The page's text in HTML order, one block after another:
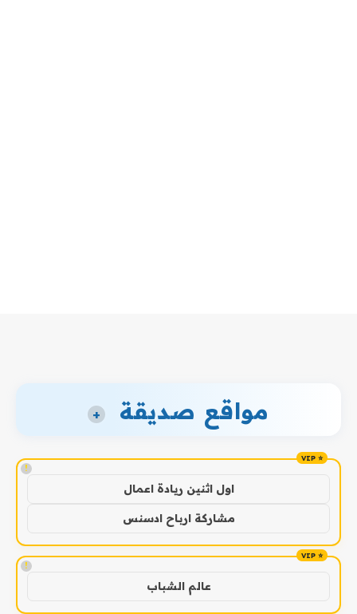
مواقع صديقة +
!
اول اثنين ريادة اعمال
مشاركة ارباح ادسنس
!
عالم الشباب